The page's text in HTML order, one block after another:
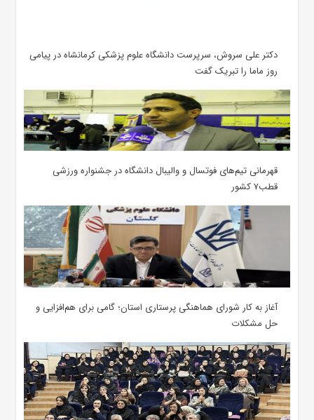
دکتر علی سروش، سرپرست دانشگاه علوم پزشکی کرمانشاه در پیامی
روز ماما را تبریک گفت
قهرمانی تیم‌های فوتسال و والیبال دانشگاه در جشنواره ورزشی
قطب۷ کشور
آغاز به کار شورای هماهنگی پرستاری استان؛ گامی برای هم‌افزایی و
حل مشکلات